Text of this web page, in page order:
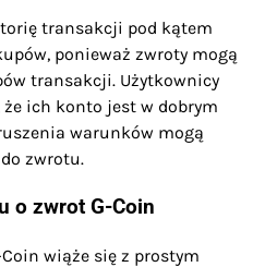
transakcji pod kątem
ponieważ zwroty mogą
transakcji. Użytkownicy
ich konto jest w dobrym
warunków mogą
zwrotu.
o zwrot G-Coin
wiąże się z prostym